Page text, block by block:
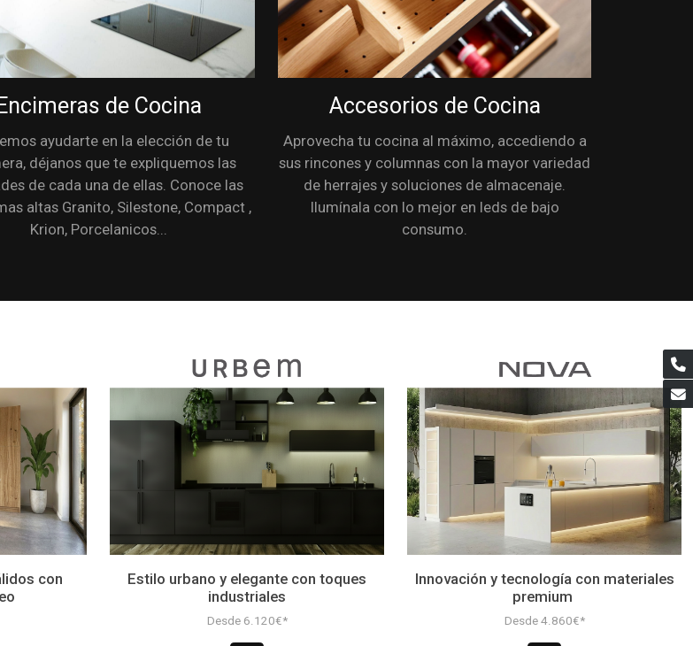
Encimeras de Cocina
ayudarte en la elección de tu
déjanos que te expliquemos las
de cada una de ellas. Conoce las
altas Granito, Silestone, Compact ,
Krion, Porcelanicos...
Accesorios de Cocina
Aprovecha tu cocina al máximo, accediendo a
sus rincones y columnas con la mayor variedad
de herrajes y soluciones de almacenaje.
Ilumínala con lo mejor en leds de bajo
consumo.
con
Estilo urbano y elegante con toques
industriales
Desde 6.120€*
Innovación y tecnología con materiales
premium
Desde 4.860€*